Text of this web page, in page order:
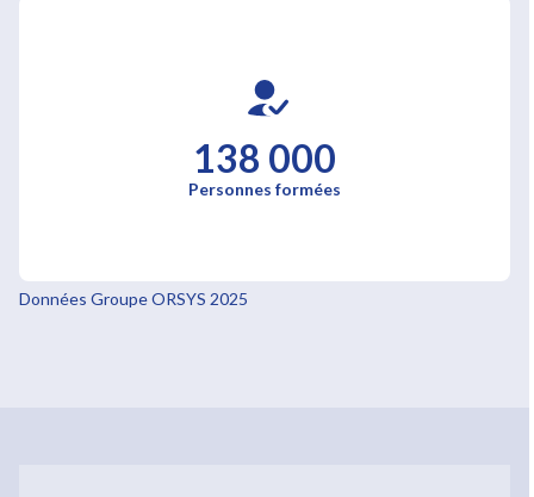
138 000
Personnes formées
Données Groupe ORSYS 2025